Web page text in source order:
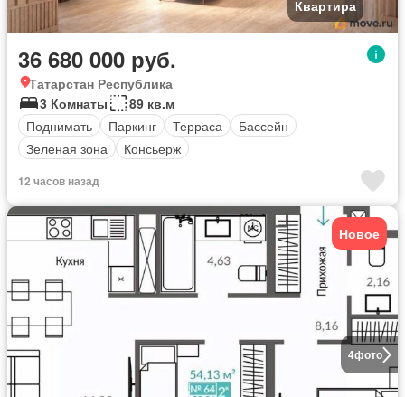
Квартира
36 680 000 руб.
Татарстан Республика
3 Комнаты
89 кв.м
Поднимать
Паркинг Терраса
Бассейн
Зеленая зона
Консьерж
12 часов назад
4фото
Новое